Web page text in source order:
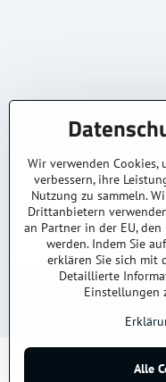
30+ Jahre Erfahrung
Branchenexperten
Faire Preise
Top Preis-Leistung
AGBVersand
©
Wir verwenden Cookies,
verbessern, ihre
Nutzung zu sammeln.
Drittanbietern
an Partner in der EU,
werden. Indem Sie
erklären Sie sich mit
Detaillierte
Einstellungen
Alle